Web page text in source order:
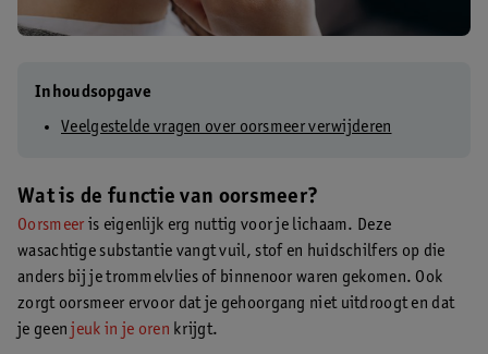
Inhoudsopgave
Veelgestelde vragen over oorsmeer verwijderen
Wat is de functie van oorsmeer?
Oorsmeer is eigenlijk erg nuttig voor je lichaam. Deze
wasachtige substantie vangt vuil, stof en huidschilfers op die
anders bij je trommelvlies of binnenoor waren gekomen. Ook
zorgt oorsmeer ervoor dat je gehoorgang niet uitdroogt en dat
je geenjeuk in je oren krijgt.